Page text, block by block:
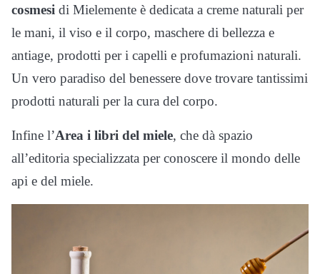
cosmesi di Mielemente è dedicata a creme naturali per
le mani, il viso e il corpo, maschere di bellezza e
antiage, prodotti per i capelli e profumazioni naturali.
Un vero paradiso del benessere dove trovare tantissimi
prodotti naturali per la cura del corpo.
Infine l’Area i libri del miele, che dà spazio
all’editoria specializzata per conoscere il mondo delle
api e del miele.